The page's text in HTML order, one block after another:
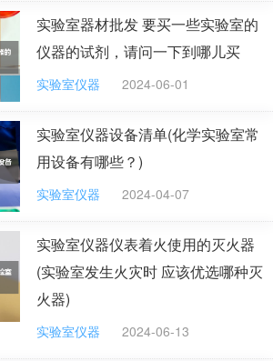
计 计量测量 微粒度测定仪 热量计 测厚仪
仪 机械检测仪 秒表 表面检测仪 紫外灯具分析
发生器 气体流量计 气体采样器 气体检测仪
级计 菌落计数器 雨量计 照度计 风速仪 测
COD分析仪 测氡仪 测汞仪 辐射仪 反应仪器
荡器 电动搅拌机 磁力搅拌器 分散均质机
色谱仪器类 气相色谱 质谱仪 色谱工作站 色
件 液相色谱 光学仪器类 折光仪 比色测色仪
色差仪 浊度仪 雾度仪 显微放大镜 生物显
微镜 金相显微镜 体视显微镜 读数显微镜 测
大镜 物性测定 粘度计 硬度计 熔点仪 应力
速仪 相关仪器附件 流量计 力学仪器 比重类
验器材主要指专为学生上课使用的做实验的
初中以及高中的物理实验箱、化学实验箱、
微镜、放大镜、电压表、电流表、试管、烧
洗气瓶、漏斗、量筒、托盘天平、容量瓶、
。
极其用法
实验室器材批发 要买一些实验室的
仪器的试剂，请问一下到哪儿买
实验室仪器 2024-06-01
实验室仪器设备清单(化学实验室常
用设备有哪些？)
实验室仪器 2024-04-07
实验室仪器仪表着火使用的灭火器
(实验室发生火灾时 应该优选哪种灭
火器)
实验室仪器 2024-06-13